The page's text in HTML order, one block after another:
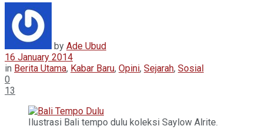
by Ade Ubud
16 January 2014
in Berita Utama, Kabar Baru, Opini, Sejarah, Sosial
0
13
Ilustrasi Bali tempo dulu koleksi Saylow Alrite.